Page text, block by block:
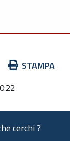
STAMPA
cerchi ?